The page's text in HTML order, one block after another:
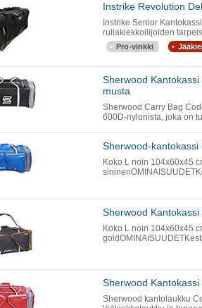
Instrike Revolution
Instrike Senior
rullakiekkoilijoiden
Pro-vinkki
Sherwood
musta
Sherwood Carry Bag
600D-nylonista, joka on
Sherwood-
Koko L noin 104x60x45
Sherwood
Koko L noin 104x60x45
Sherwood
Sherwood kantolaukku